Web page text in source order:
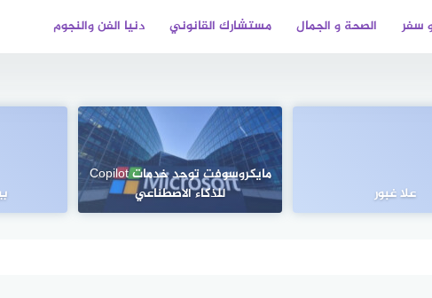
سفر الصحة و الجمال مستشارك القانوني دنيا الفن والنجوم
علا غبور
مايكروسوفت توحد خدمات Copilot
للذكاء الاصطناعي